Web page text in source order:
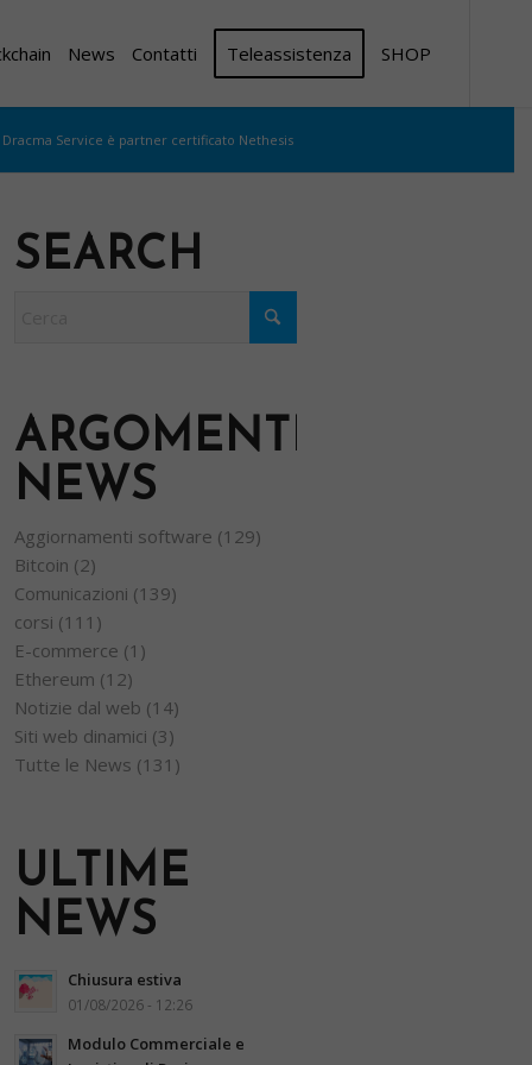
News Contatti Teleassistenza SHOP
Dracma Service è partner certificato Nethesis
SEARCH
ARGOMENTI
NEWS
Aggiornamenti software (129)
Bitcoin (2)
Comunicazioni (139)
corsi (111)
E-commerce (1)
Ethereum (12)
Notizie dal web (14)
Siti web dinamici (3)
Tutte le News (131)
ULTIME
NEWS
Chiusura estiva
01/08/2026 - 12:26
Modulo Commerciale e